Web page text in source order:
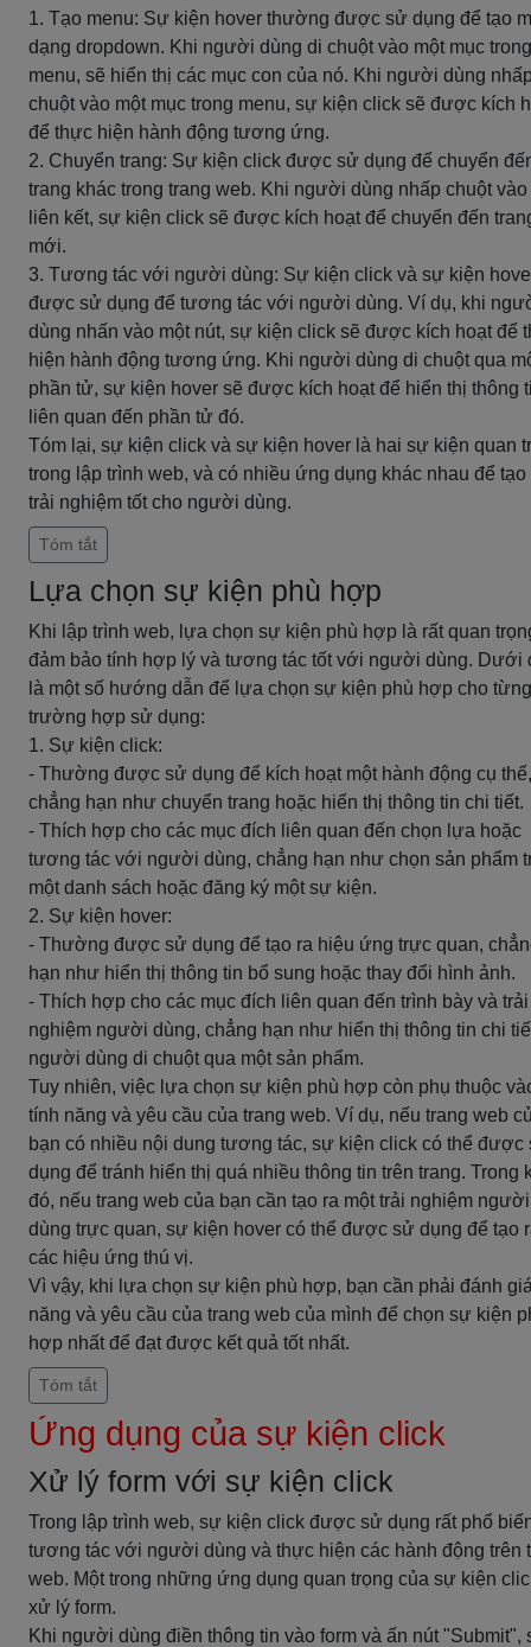
1. Tạo menu: Sự kiện hover thường được sử dụng để tạo
dạng dropdown. Khi người dùng di chuột vào một mục trong
menu, sẽ hiển thị các mục con của nó. Khi người dùng
chuột vào một mục trong menu, sự kiện click sẽ được kích
để thực hiện hành động tương ứng.
2. Chuyển trang: Sự kiện click được sử dụng để chuyển
trang khác trong trang web. Khi người dùng nhấp chuột vào
liên kết, sự kiện click sẽ được kích hoạt để chuyển đến
mới.
3. Tương tác với người dùng: Sự kiện click và sự kiện
được sử dụng để tương tác với người dùng. Ví dụ, khi
dùng nhấn vào một nút, sự kiện click sẽ được kích hoạt để
hiện hành động tương ứng. Khi người dùng di chuột qua
phần tử, sự kiện hover sẽ được kích hoạt để hiển thị thông
liên quan đến phần tử đó.
Tóm lại, sự kiện click và sự kiện hover là hai sự kiện quan
trong lập trình web, và có nhiều ứng dụng khác nhau để tạo
trải nghiệm tốt cho người dùng.
Tóm tắt
Lựa chọn sự kiện phù hợp
Khi lập trình web, lựa chọn sự kiện phù hợp là rất quan
đảm bảo tính hợp lý và tương tác tốt với người dùng. Dưới
là một số hướng dẫn để lựa chọn sự kiện phù hợp cho từng
trường hợp sử dụng:
1. Sự kiện click:
- Thường được sử dụng để kích hoạt một hành động cụ thể,
chẳng hạn như chuyển trang hoặc hiển thị thông tin chi tiết.
- Thích hợp cho các mục đích liên quan đến chọn lựa hoặc
tương tác với người dùng, chẳng hạn như chọn sản phẩm
một danh sách hoặc đăng ký một sự kiện.
2. Sự kiện hover:
- Thường được sử dụng để tạo ra hiệu ứng trực quan,
hạn như hiển thị thông tin bổ sung hoặc thay đổi hình ảnh.
- Thích hợp cho các mục đích liên quan đến trình bày và trải
nghiệm người dùng, chẳng hạn như hiển thị thông tin chi
người dùng di chuột qua một sản phẩm.
Tuy nhiên, việc lựa chọn sự kiện phù hợp còn phụ thuộc
tính năng và yêu cầu của trang web. Ví dụ, nếu trang web
bạn có nhiều nội dung tương tác, sự kiện click có thể được
dụng để tránh hiển thị quá nhiều thông tin trên trang. Trong
đó, nếu trang web của bạn cần tạo ra một trải nghiệm người
dùng trực quan, sự kiện hover có thể được sử dụng để tạo
các hiệu ứng thú vị.
Vì vậy, khi lựa chọn sự kiện phù hợp, bạn cần phải đánh
năng và yêu cầu của trang web của mình để chọn sự kiện
hợp nhất để đạt được kết quả tốt nhất.
Tóm tắt
Ứng dụng của sự kiện click
Xử lý form với sự kiện click
Trong lập trình web, sự kiện click được sử dụng rất phổ
tương tác với người dùng và thực hiện các hành động trên
web. Một trong những ứng dụng quan trọng của sự kiện
xử lý form.
Khi người dùng điền thông tin vào form và ấn nút "Submit",